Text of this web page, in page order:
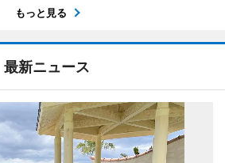
もっと見る
最新ニュース